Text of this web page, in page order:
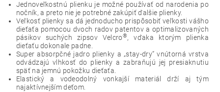
Jednoveľkostnú plienku je možné používať od narodenia po
nočník, a preto nie je potrebné zakúpiť ďalšie plienky.
Veľkosť plienky sa dá jednoducho prispôsobiť veľkosti vášho
dieťaťa pomocou dvoch radov patentov a optimalizovaných
pásikov suchých zipsov Velcro®, vďaka ktorým plienka
dieťaťu dokonale padne.
Super absorpčné jadro plienky a „stay-dry” vnútorná vrstva
odvádzajú vlhkosť do plienky a zabraňujú jej presiaknutiu
späť na jemnú pokožku dieťaťa.
Elastický a vodeodolný vonkajší materiál drží aj tým
najaktívnejším deťom.